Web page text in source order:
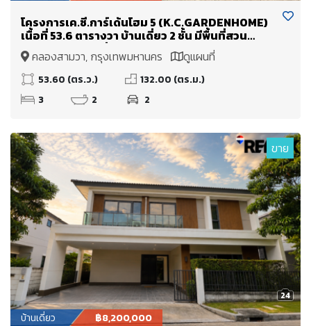
โครงการเค.ซี.การ์เด้นโฮม 5 (K.C.GARDENHOME)
เนื้อที่ 53.6 ตารางวา บ้านเดี่ยว 2 ชั้น มีพื้นที่สวน
บริเวณรอบบ้าน สิ่งแวดล้อมดี
คลองสามวา, กรุงเทพมหานคร ดูแผนที่
53.60 (ตร.ว.)
132.00 (ตร.ม.)
3
2 2
24
ขาย
บ้านเดี่ยว ฿8,200,000